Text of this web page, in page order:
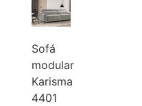
Sofá
modular
Karisma
4401